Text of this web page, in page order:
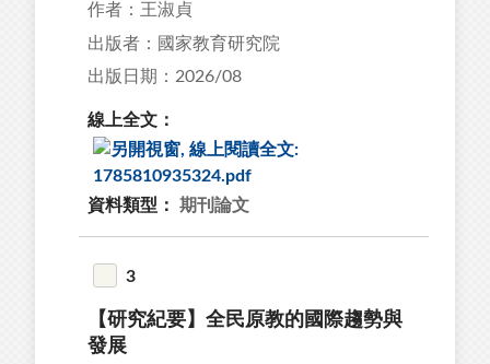
作者：王淑貞
出版者：國家教育研究院
出版日期：2026/08
線上全文：
資料類型： 期刊論文
3
【研究紀要】全民原教的國際趨勢與
發展